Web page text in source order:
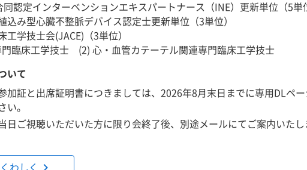
同認定インターベンションエキスパートナース（INE）更新単位（5単
込み型心臓不整脈デバイス認定士更新単位（3単位）
工学技士会(JACE)（3単位）
臨床工学技士
(2) 心・血管カテーテル関連専門臨床工学技士
いて
加証と出席証明書につきましては、2026年8月末日までに専用DLペ
い。
日ご視聴いただいた方に限り会終了後、別途メールにてご案内いた
わしく